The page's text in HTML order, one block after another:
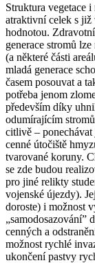
Struktura vegetace
atraktivní celek s
hodnotou.
generace stromů
(a některé části
mladá generace
časem posouvat a
potřeba jenom
především díky
odumírajícím
citlivě –
cenné útočiště
tvarované koruny.
se zde budou
pro jiné relikty
vojenské újezdy).
doroste) i možnost
„samodosazování”
cenných a
možnost rychlé
ukončení pastvy